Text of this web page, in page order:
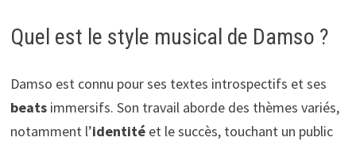
Quel est le style musical de Damso ?
Damso est connu pour ses textes introspectifs et ses
beatsimmersifs. Son travail aborde des thèmes variés,
notamment l’identitéet le succès, touchant un public